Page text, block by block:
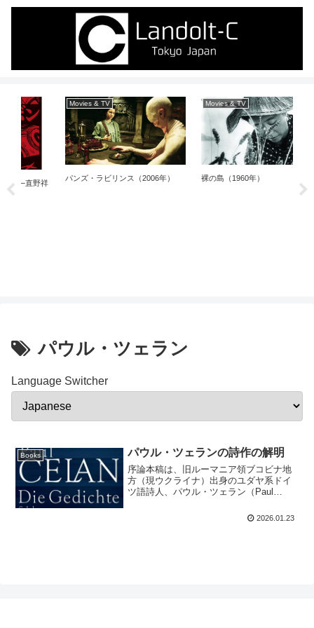
祥
Movies & TV
パンズ・ラビリンス（2006年）
Movies & TV
裸の島（1960年）
パウル・ツェラン
Language Switcher
Books パウル・ツェランの詩作の解明
序論本稿は、旧ルーマニア領ブコビナ地
方（現ウクライナ）出身のユダヤ系ドイ
ツ語詩人、パウル・ツェラン（Paul
紹介することを目的としたものである。
2026.01.23